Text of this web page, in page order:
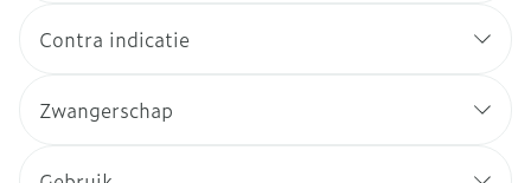
Contra indicatie
Zwangerschap